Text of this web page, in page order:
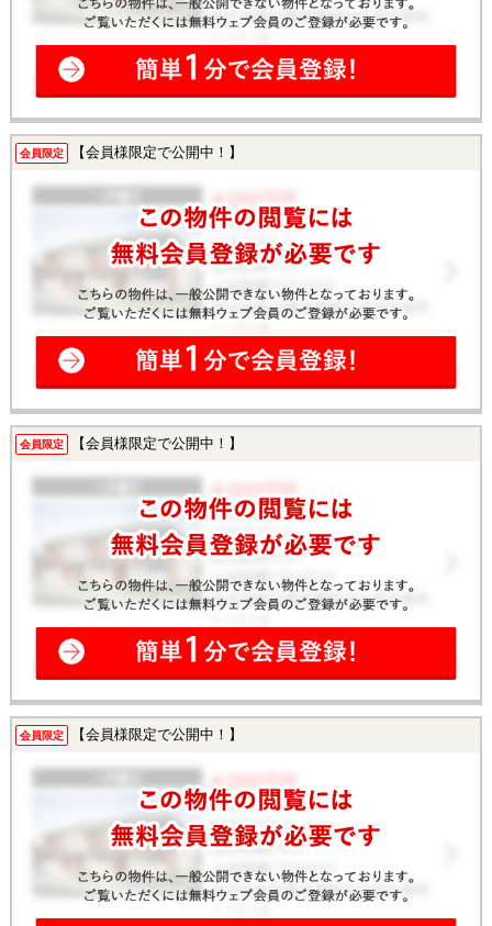
会員限定 【会員様限定で公開中！】
会員限定 【会員様限定で公開中！】
会員限定 【会員様限定で公開中！】